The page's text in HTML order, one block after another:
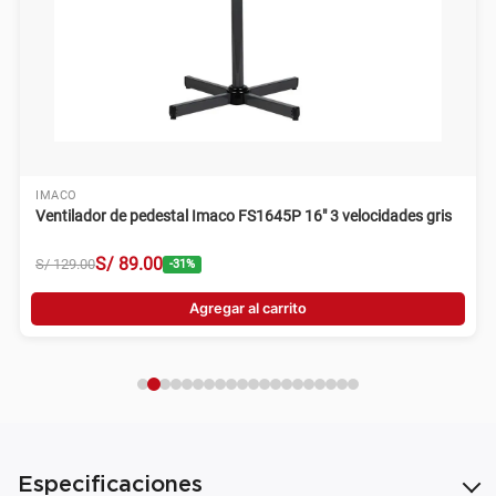
IMACO
Ventilador de pedestal Imaco FS1645P 16" 3 velocidades gris
S/ 129.00S/ 89.00 -31%
Agregar al carrito
Especificaciones